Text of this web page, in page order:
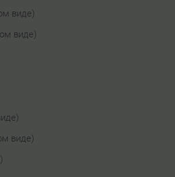
виде)
виде)
виде)